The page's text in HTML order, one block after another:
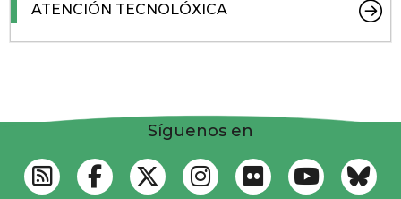
ATENCIÓN TECNOLÓXICA
Síguenos en